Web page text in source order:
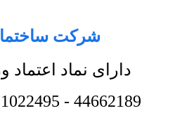
شرکت
دارای نماد
44662189
-